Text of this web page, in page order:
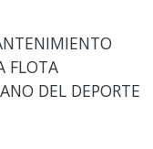
FLOTA
DEL DEPORTE